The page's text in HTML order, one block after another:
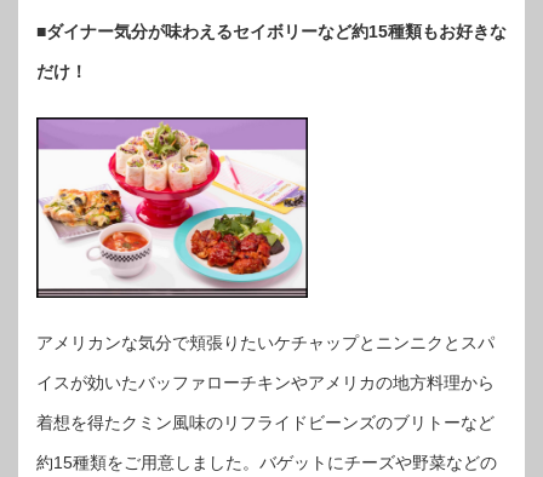
■ダイナー気分が味わえるセイボリーなど約15種類もお好きな
だけ！
アメリカンな気分で頬張りたいケチャップとニンニクとスパ
イスが効いたバッファローチキンやアメリカの地方料理から
着想を得たクミン風味のリフライドビーンズのブリトーなど
約15種類をご用意しました。バゲットにチーズや野菜などの